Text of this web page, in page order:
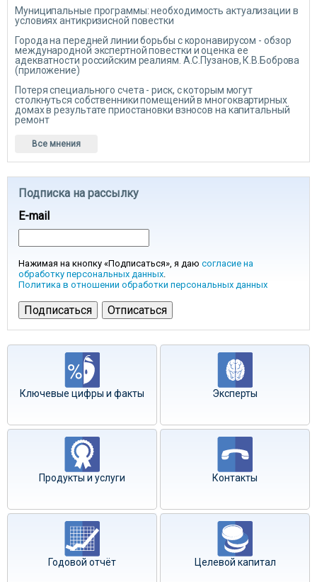
Муниципальные программы: необходимость актуализации в
условиях антикризисной повестки
Города на передней линии борьбы с коронавирусом - обзор
международной экспертной повестки и оценка ее
адекватности российским реалиям. А.С.Пузанов, К.В.Боброва
(приложение)
Потеря специального счета - риск, с которым могут
столкнуться собственники помещений в многоквартирных
домах в результате приостановки взносов на капитальный
ремонт
Все мнения
Подписка на рассылку
E-mail
Нажимая на кнопку «Подписаться», я даю согласие на
обработку персональных данных.
Политика в отношении обработки персональных данных
Ключевые цифры и факты Эксперты
Продукты и услуги Контакты
Годовой отчёт Целевой капитал